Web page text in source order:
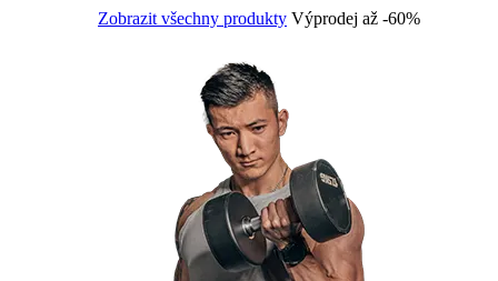
Zobrazit všechny produkty Výprodej až -60%